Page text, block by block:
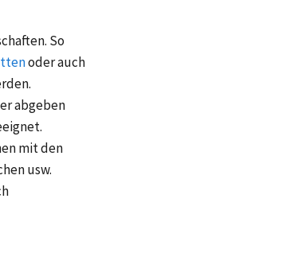
So
oder auch
abgeben
mit den
usw.